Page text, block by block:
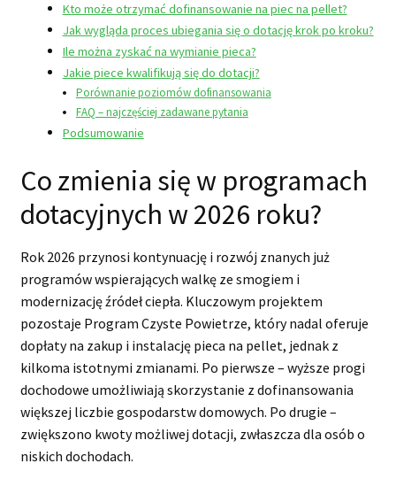
Kto może otrzymać dofinansowanie na piec na pellet?
Jak wygląda proces ubiegania się o dotację krok po kroku?
Ile można zyskać na wymianie pieca?
Jakie piece kwalifikują się do dotacji?
Porównanie poziomów dofinansowania
FAQ – najczęściej zadawane pytania
Podsumowanie
Co zmienia się w programach
dotacyjnych w 2026 roku?
Rok 2026 przynosi kontynuację i rozwój znanych już
programów wspierających walkę ze smogiem i
modernizację źródeł ciepła. Kluczowym projektem
pozostaje Program Czyste Powietrze, który nadal oferuje
dopłaty na zakup i instalację pieca na pellet, jednak z
kilkoma istotnymi zmianami. Po pierwsze – wyższe progi
dochodowe umożliwiają skorzystanie z dofinansowania
większej liczbie gospodarstw domowych. Po drugie –
zwiększono kwoty możliwej dotacji, zwłaszcza dla osób o
niskich dochodach.